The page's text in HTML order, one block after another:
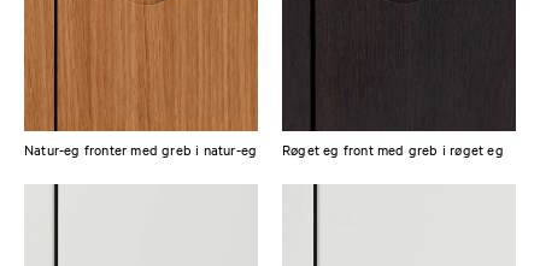
Natur-eg fronter med greb i natur-eg Røget eg front med greb i røget eg